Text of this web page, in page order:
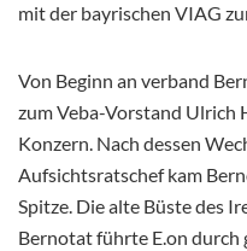
mit der bayrischen VIAG
Von Beginn an verband
zum Veba-Vorstand Ulrich
Konzern. Nach dessen
Aufsichtsratschef kam
Spitze. Die alte Büste des
Bernotat führte E.on durch